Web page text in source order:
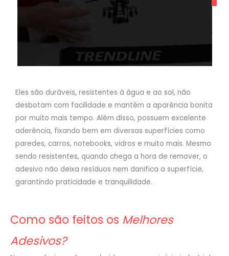
Eles são duráveis, resistentes à água e ao sol, não
desbotam com facilidade e mantêm a aparência bonita
por muito mais tempo. Além disso, possuem excelente
aderência, fixando bem em diversas superfícies como
paredes, carros, notebooks, vidros e muito mais. Mesmo
sendo resistentes, quando chega a hora de remover, o
adesivo não deixa resíduos nem danifica a superfície,
garantindo praticidade e tranquilidade.
Como são feitos os Melhores
Adesivos?